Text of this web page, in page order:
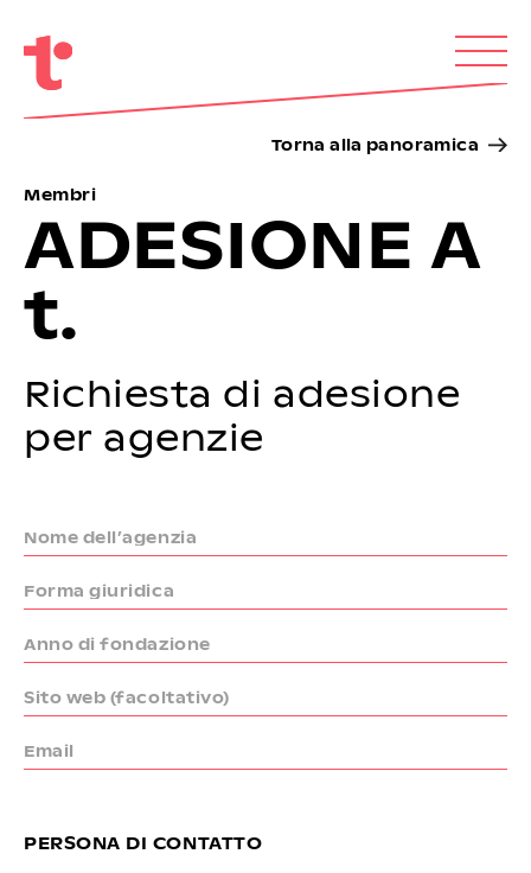
Membri
ADESIONE A
t.
Torna alla panoramica
Richiesta di adesione
per agenzie
Nome dell’agenzia
Forma giuridica
Anno di fondazione
Sito web (facoltativo)
Email
PERSONA DI CONTATTO